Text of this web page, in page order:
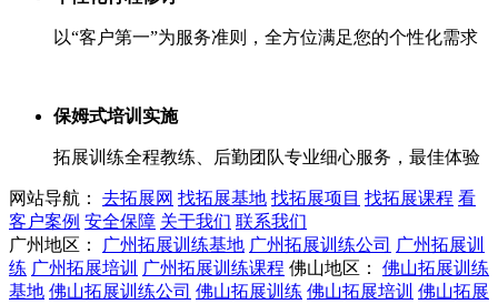
以“客户第一”为服务准则，全方位满足您的个性化需求
保姆式培训实施
拓展训练全程教练、后勤团队专业细心服务，最佳体验
网站导航： 去拓展网 找拓展基地 找拓展项目 找拓展课程 看
客户案例 安全保障 关于我们 联系我们
广州地区：
广州拓展训练基地 广州拓展训练公司 广州拓展训
练 广州拓展培训 广州拓展训练课程 佛山地区：
佛山拓展训练
基地 佛山拓展训练公司 佛山拓展训练 佛山拓展培训 佛山拓展